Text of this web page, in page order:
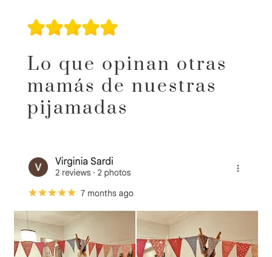
Lo que opinan otras
mamás de nuestras
pijamadas